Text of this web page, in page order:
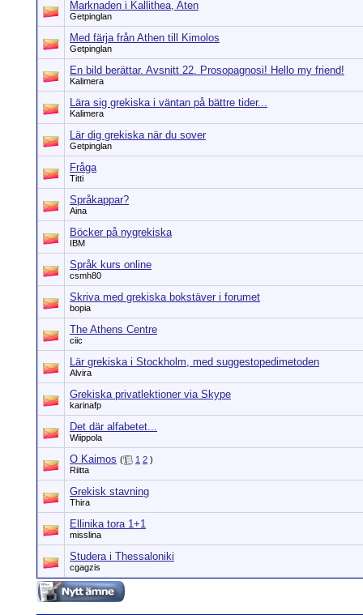
Marknaden i Kallithea, Aten
Getpinglan
Med färja från Athen till Kimolos
Getpinglan
En bild berättar. Avsnitt 22. Prosopagnosi! Hello my friend!
Kalimera
Lära sig grekiska i väntan på bättre tider...
Kalimera
Lär dig grekiska när du sover
Getpinglan
Fråga
Titti
Språkappar?
Aina
Böcker på nygrekiska
IBM
Språk kurs online
csmh80
Skriva med grekiska bokstäver i forumet
bopia
The Athens Centre
ciic
Lär grekiska i Stockholm, med suggestopedimetoden
Alvira
Grekiska privatlektioner via Skype
karinafp
Det där alfabetet...
Wiippola
O Kaimos ( 1 2 )
Riitta
Grekisk stavning
Thira
Ellinika tora 1+1
misslina
Studera i Thessaloniki
cgagzis